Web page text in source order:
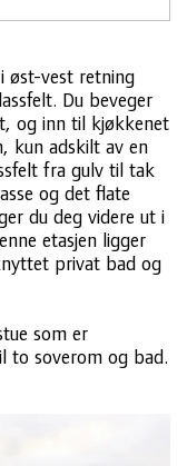
øst-vest retning
Du beveger
og inn til kjøkkenet
kun adskilt av en
fra gulv til tak
og det flate
du deg videre ut i
etasjen ligger
privat bad og
som er
to soverom og bad.